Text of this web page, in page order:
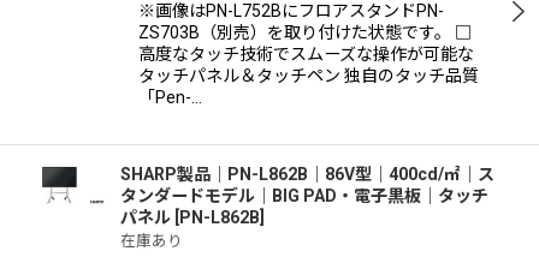
※画像はPN-L752BにフロアスタンドPN-
ZS703B（別売）を取り付けた状態です。 □
高度なタッチ技術でスムーズな操作が可能な
タッチパネル＆タッチペン 独自のタッチ品質
「Pen-…
SHARP製品｜PN-L862B｜86V型｜400cd/㎡｜ス
タンダードモデル｜BIG PAD・電子黒板｜タッチ
パネル
PN-L862B
在庫あり